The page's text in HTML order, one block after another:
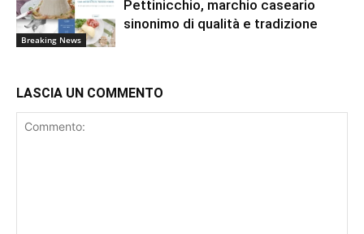
Breaking News
Pettinicchio, marchio caseario
sinonimo di qualità e tradizione
LASCIA UN COMMENTO